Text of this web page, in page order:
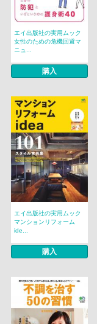
エイ出版社の実用ムック
女性のための危機回避マ
ニュ...
購入
エイ出版社の実用ムック
マンションリフォーム
ide...
購入